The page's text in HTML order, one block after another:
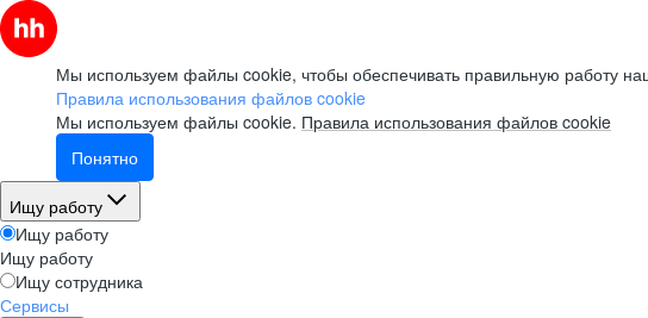
Мы используем файлы cookie, чтобы обеспечивать правильную работу
Правила использования файлов cookie
Мы используем файлы cookie. Правила использования файлов cookie
Понятно
Ищу работу
Ищу работу
Ищу работу
Ищу сотрудника
Сервисы